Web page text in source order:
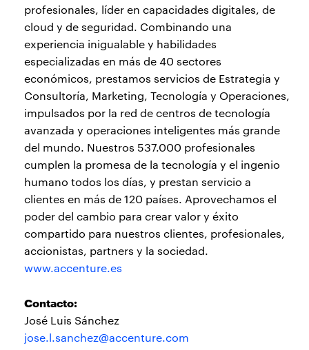
profesionales, líder en capacidades digitales, de
cloud y de seguridad. Combinando una
experiencia inigualable y habilidades
especializadas en más de 40 sectores
económicos, prestamos servicios de Estrategia y
Consultoría, Marketing, Tecnología y Operaciones,
impulsados por la red de centros de tecnología
avanzada y operaciones inteligentes más grande
del mundo. Nuestros 537.000 profesionales
cumplen la promesa de la tecnología y el ingenio
humano todos los días, y prestan servicio a
clientes en más de 120 países. Aprovechamos el
poder del cambio para crear valor y éxito
compartido para nuestros clientes, profesionales,
accionistas, partners y la sociedad.
www.accenture.es
Contacto:
José Luis Sánchez
jose.l.sanchez@accenture.com